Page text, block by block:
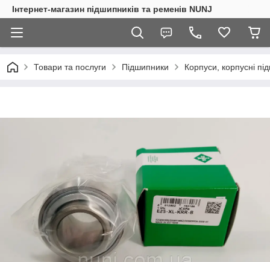
Інтернет-магазин підшипників та ременів NUNJ
Товари та послуги Підшипники Корпуси, корпусні